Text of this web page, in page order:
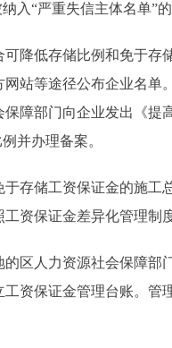
入“严重失信主体名单”
低存储比例和免于存
站等途径公布企业名单
障部门向企业发出《提
并办理备案。
储工资保证金的施工
资保证金差异化管理制
人力资源社会保障部
资保证金管理台账。管